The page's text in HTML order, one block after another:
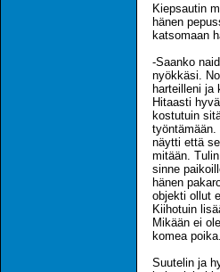
Kiepsautin
hänen
katsomaan
-Saanko
nyökkäsi.
harteilleni ja
Hitaasti
kostutuin
näytti että
mitään.
sinne
hänen
objekti ollut
Kiihotuin
Mikään ei
komea poika.
Suutelin ja